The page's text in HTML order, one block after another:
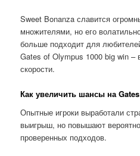
Sweet Bonanza славится
множителями, но его
больше подходит для
Gates of Olympus 1000 big win –
скорости.
Как увеличить шансы на
Опытные игроки выработали
выигрыш, но повышают
проверенных подходов.